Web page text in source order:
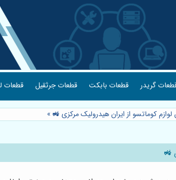
گریدر قطعات بابکت قطعات جرثقیل قطعات
کوماتسو از ایران هیدرولیک مرکزی 🚜 »
🚜